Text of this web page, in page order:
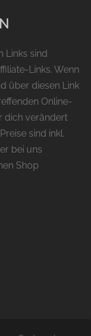
Links sind
Links. Wenn
über diesen Link
Online-
dich verändert
sind inkl.
bei uns
Shop